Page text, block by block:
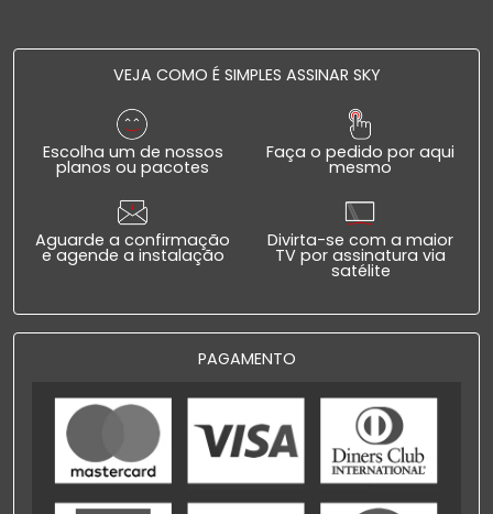
VEJA COMO É SIMPLES ASSINAR SKY
Escolha um de nossos
planos ou pacotes
Faça o pedido por aqui
mesmo
Aguarde a confirmação
e agende a instalação
Divirta-se com a maior
TV por assinatura via
satélite
PAGAMENTO